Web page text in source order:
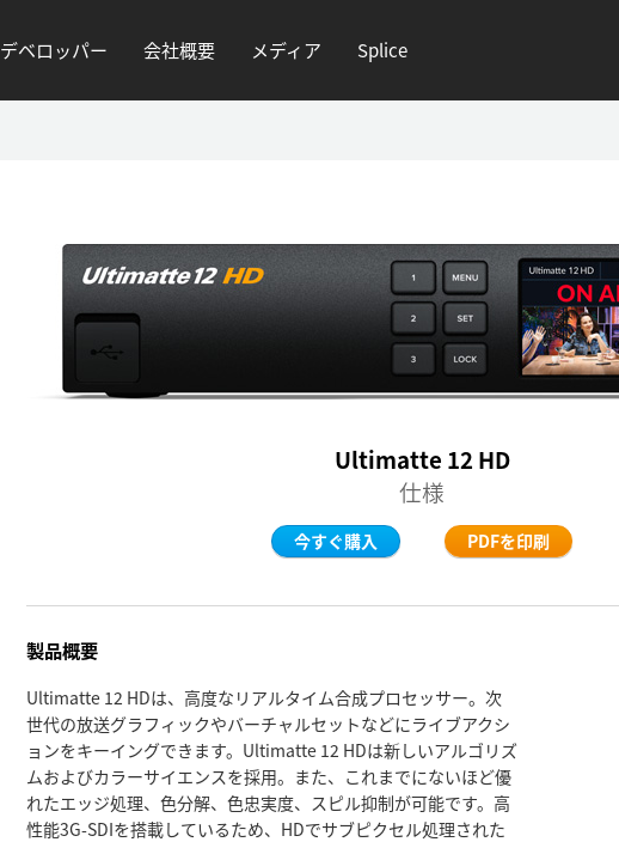
デベロッパー 会社概要 メディア Splice
Ultimatte 12 HD
仕様
今すぐ購入 PDFを印刷
製品概要
Ultimatte 12 HDは、高度なリアルタイム合成プロセッサー。次
世代の放送グラフィックやバーチャルセットなどにライブアクシ
ョンをキーイングできます。Ultimatte 12 HDは新しいアルゴリズ
ムおよびカラーサイエンスを採用。また、これまでにないほど優
れたエッジ処理、色分解、色忠実度、スピル抑制が可能です。高
性能3G-SDIを搭載しているため、HDでサブピクセル処理された